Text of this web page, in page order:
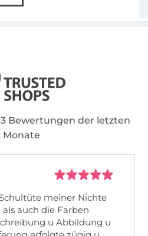
Bewertungen der letzten
Monate
meiner Nichte
auch die Farben
u Abbildung u